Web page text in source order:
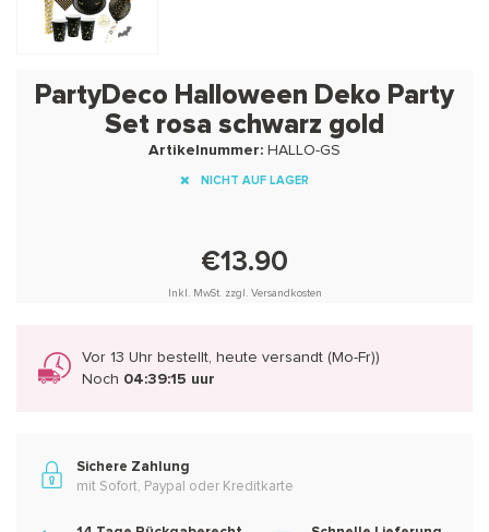
PartyDeco Halloween Deko Party
Set rosa schwarz gold
Artikelnummer: HALLO-GS
NICHT AUF LAGER
€13.90
Inkl. MwSt. zzgl. Versandkosten
Vor 13 Uhr bestellt, heute versandt (Mo-Fr))
Noch 04:39:14 uur
Sichere Zahlung
mit Sofort, Paypal oder Kreditkarte